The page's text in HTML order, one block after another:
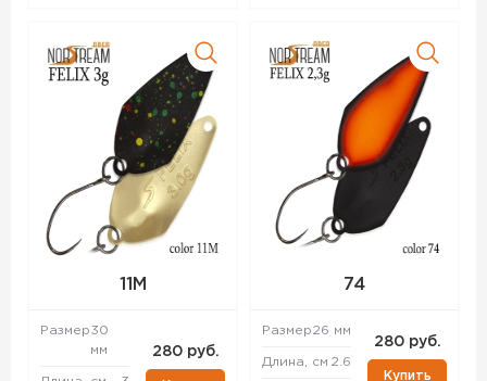
11M
Размер30
мм
280 руб.
74
Размер26 мм
Длина, см 2.6
280 руб.
Купить